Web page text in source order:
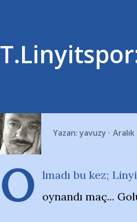
Yazan: yavuzy
O lmadı bu kez;
oynandı maç...